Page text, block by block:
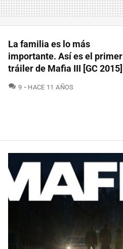
La familia es lo más
importante. Así es el primer
tráiler de Mafia III [GC 2015]
9 COMENTARIOS
HACE 11 AÑOS